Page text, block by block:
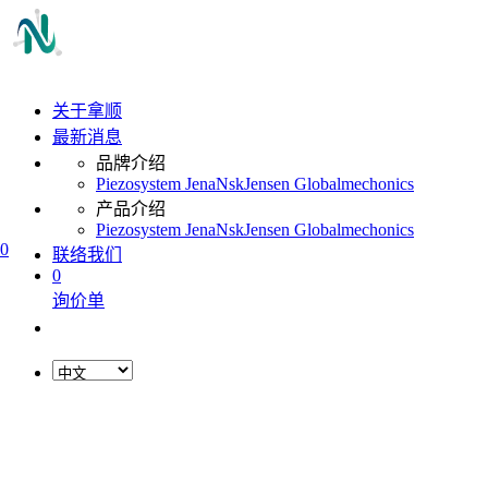
0
关于拿顺
最新消息
品牌介绍
Piezosystem JenaNskJensen Globalmechonics
产品介绍
Piezosystem JenaNskJensen Globalmechonics
联络我们
0
询价单